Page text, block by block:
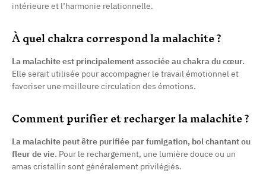
intérieure et l’harmonie relationnelle.
À quel chakra correspond la malachite ?
La malachite est principalement associée au chakra du cœur.
Elle serait utilisée pour accompagner le travail émotionnel et
favoriser une meilleure circulation des émotions.
Comment purifier et recharger la malachite ?
La malachite peut être purifiée par fumigation, bol chantant ou
fleur de vie. Pour le rechargement, une lumière douce ou un
amas cristallin sont généralement privilégiés.